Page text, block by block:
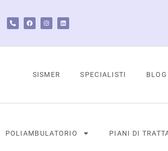
SISMER SPECIALISTI BLOG
POLIAMBULATORIO PIANI DI